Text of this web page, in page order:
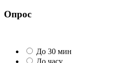
Опрос
До 30 мин
До часу